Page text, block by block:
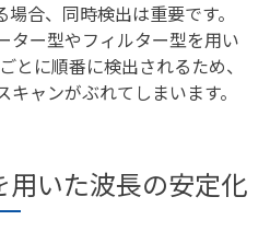
合、同時検出は重要です。
ター型やフィルター型を用い
とに順番に検出されるため、
ャンがぶれてしまいます。
用いた波長の安定化